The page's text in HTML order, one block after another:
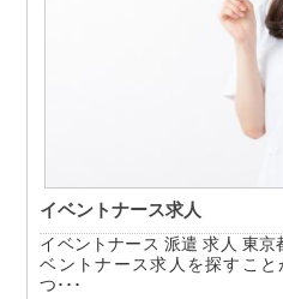
イベントナース求人
イベントナース 派遣 求人 東京
ベントナース求人を探すこ
つ･･･